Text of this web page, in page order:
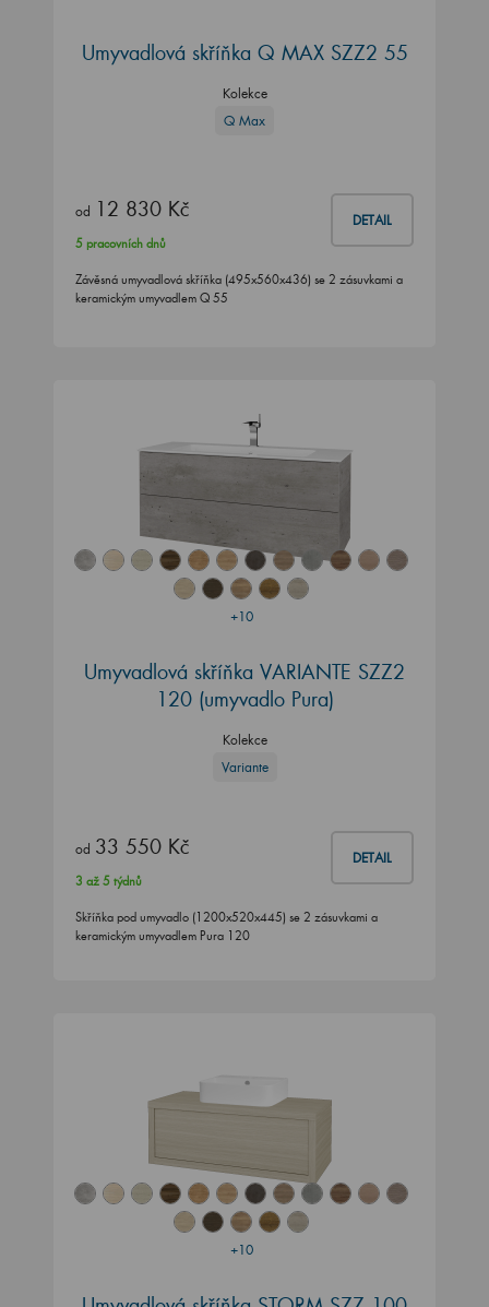
Umyvadlová skříňka Q MAX SZZ2 55
Kolekce
Q Max
od 12 830 Kč DETAIL
5 pracovních dnů
Závěsná umyvadlová skříňka (495x560x436) se 2 zásuvkami a
keramickým umyvadlem Q 55
+10
Umyvadlová skříňka VARIANTE SZZ2
120 (umyvadlo Pura)
Kolekce
Variante
od 33 550 Kč DETAIL
3 až 5 týdnů
Skříňka pod umyvadlo (1200x520x445) se 2 zásuvkami a
keramickým umyvadlem Pura 120
+10